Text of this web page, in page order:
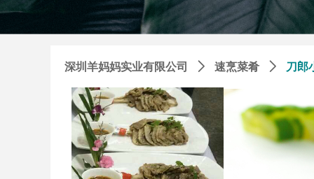
深圳羊妈妈实业有限公司 ꄲ 速烹菜肴 ꄲ 刀郎